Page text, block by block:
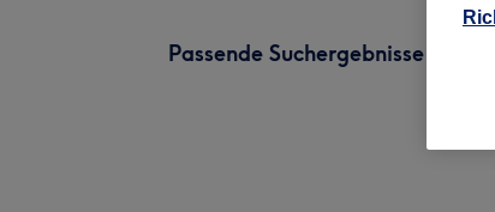
Passende Suchergebnisse